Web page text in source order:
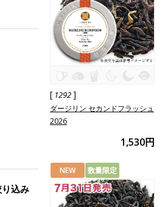
[ 1292]
ダージリン セカンドフラッシュ
2026
1,530円
NEW 数量限定
込み